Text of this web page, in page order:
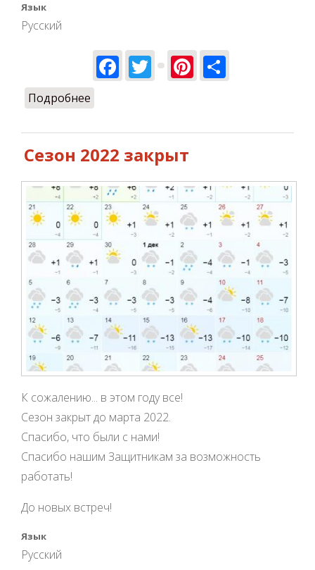
Язык
Русский
Facebook
TwitterPinterest
Подробнее
Сезон 2022 закрыт
К сожалению... в этом году все!
Сезон закрыт до марта 2022.
Спасибо, что были с нами!
Спасибо нашим Защитникам за возможность
работать!
До новых встреч!
Язык
Русский